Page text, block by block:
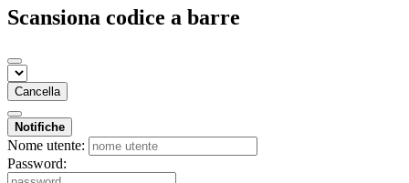
Scansiona codice a barre
Cancella
Notifiche
Nome utente:
Password: